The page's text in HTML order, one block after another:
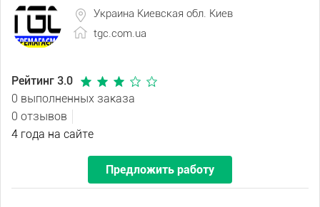
Украина Киевская обл. Киев
tgc.com.ua
Рейтинг 3.0
0 выполненных заказа
0 отзывов
4 года на сайте
Предложить работу